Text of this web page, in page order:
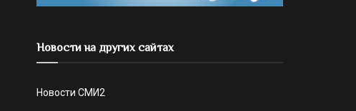
Новости на других сайтах
Новости СМИ2